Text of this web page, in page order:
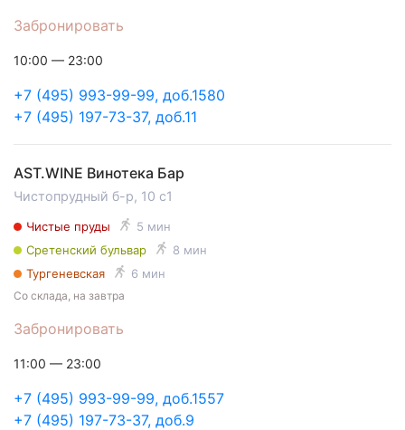
Забронировать
+7 (495) 993-99-99, доб.1580
+7 (495) 197-73-37, доб.11
10:00 — 23:00
AST.WINE Винотека Бар
Чистопрудный б-р, 10 с1
Чистые пруды
5 мин
Сретенский бульвар
8 мин
Тургеневская
6 мин
Забронировать
Со склада, на завтра
+7 (495) 993-99-99, доб.1557
+7 (495) 197-73-37, доб.9
11:00 — 23:00